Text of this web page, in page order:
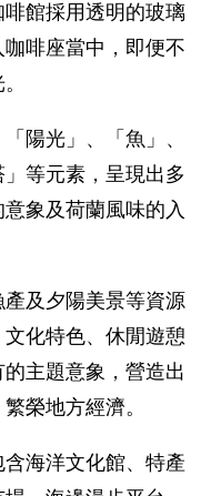
館採用透明的玻璃
啡座當中，即便不
陽光」、「魚」、
」等元素，呈現出多
象及荷蘭風味的入
及夕陽美景等資源
化特色、休閒遊憩
主題意象，營造出
榮地方經濟。
海洋文化館、特產